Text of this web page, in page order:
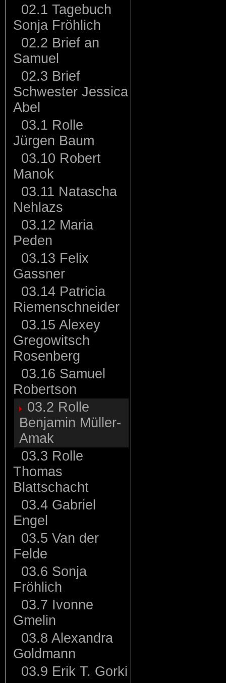
02.1 Tagebuch
Sonja Fröhlich
02.2 Brief an
Samuel
02.3 Brief
Schwester Jessica
Abel
03.1 Rolle
Jürgen Baum
03.10 Robert
Manok
03.11 Natascha
Nehlazs
03.12 Maria
Peden
03.13 Felix
Gassner
03.14 Patricia
Riemenschneider
03.15 Alexey
Gregowitsch
Rosenberg
03.16 Samuel
Robertson
03.2 Rolle
Benjamin Müller-
Amak
03.3 Rolle
Thomas
Blattschacht
03.4 Gabriel
Engel
03.5 Van der
Felde
03.6 Sonja
Fröhlich
03.7 Ivonne
Gmelin
03.8 Alexandra
Goldmann
03.9 Erik T. Gorki